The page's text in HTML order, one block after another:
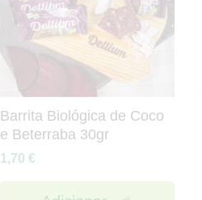
Barrita Biológica de Coco
e Beterraba 30gr
1,70 €